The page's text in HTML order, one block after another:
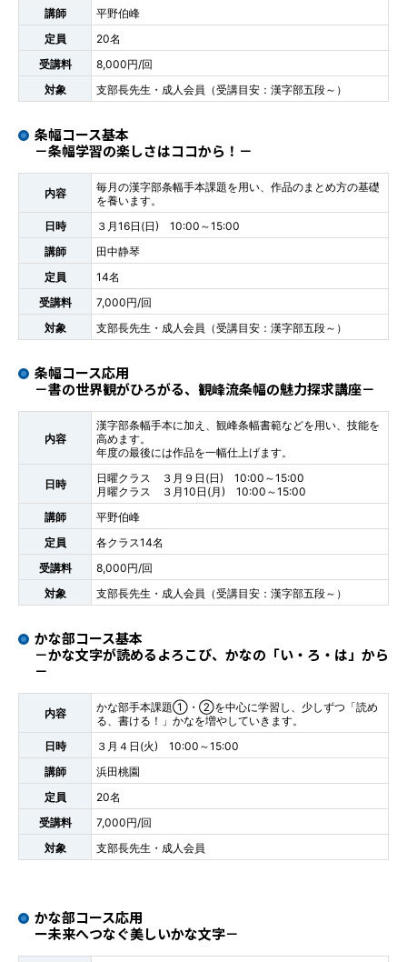
講師
平野伯峰
定員
20名
受講料
8,000円/回
対象
支部長先生・成人会員（受講目安：漢字部五段～）
条幅コース基本
－条幅学習の楽しさはココから！－
内容
毎月の漢字部条幅手本課題を用い、作品のまとめ方の基礎
を養います。
日時
３月16日(日) 10:00～15:00
講師
田中静琴
定員
14名
受講料
7,000円/回
対象
支部長先生・成人会員（受講目安：漢字部五段～）
条幅コース応用
－書の世界観がひろがる、観峰流条幅の魅力探求講座－
内容
漢字部条幅手本に加え、観峰条幅書範などを用い、技能を
高めます。
年度の最後には作品を一幅仕上げます。
日時
日曜クラス ３月９日(日) 10:00～15:00
月曜クラス ３月10日(月) 10:00～15:00
講師
平野伯峰
定員
各クラス14名
受講料
8,000円/回
対象
支部長先生・成人会員（受講目安：漢字部五段～）
かな部コース基本
－かな文字が読めるよろこび、かなの「い・ろ・は」から
－
内容
かな部手本課題①・②を中心に学習し、少しずつ「読め
る、書ける！」かなを増やしていきます。
日時
３月４日(火) 10:00～15:00
講師
浜田桃園
定員
20名
受講料
7,000円/回
対象
支部長先生・成人会員
かな部コース応用
ー未来へつなぐ美しいかな文字－